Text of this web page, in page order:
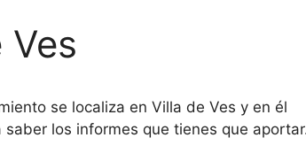
se localiza en Villa de Ves y en él
los informes que tienes que